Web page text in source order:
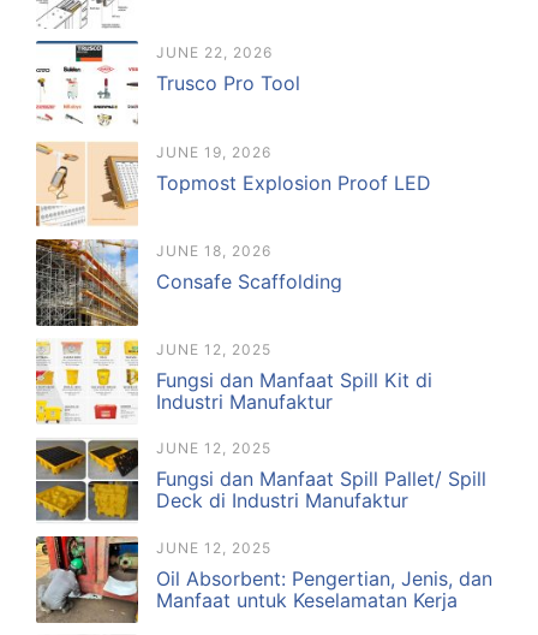
JUNE 22, 2026
Trusco Pro Tool
JUNE 19, 2026
Topmost Explosion Proof LED
JUNE 18, 2026
Consafe Scaffolding
JUNE 12, 2025
Fungsi dan Manfaat Spill Kit di
Industri Manufaktur
JUNE 12, 2025
Fungsi dan Manfaat Spill Pallet/ Spill
Deck di Industri Manufaktur
JUNE 12, 2025
Oil Absorbent: Pengertian, Jenis, dan
Manfaat untuk Keselamatan Kerja